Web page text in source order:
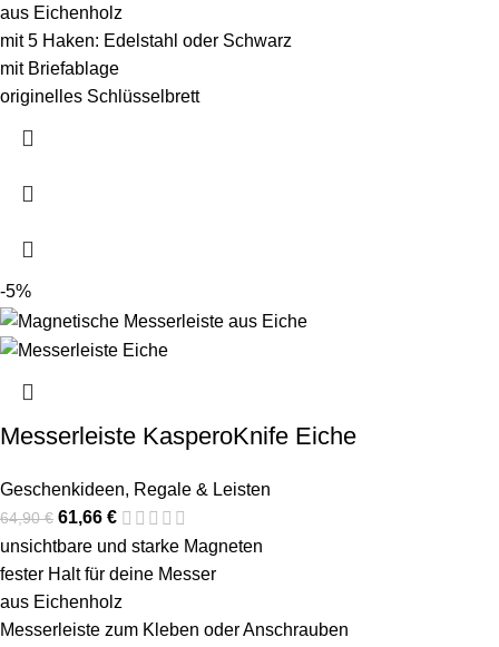
aus Eichenholz
mit 5 Haken: Edelstahl oder Schwarz
mit Briefablage
originelles Schlüsselbrett
-5%
Messerleiste KasperoKnife Eiche
Geschenkideen, Regale & Leisten
64,90€ 61,66 €
unsichtbare und starke Magneten
fester Halt für deine Messer
aus Eichenholz
Messerleiste zum Kleben oder Anschrauben